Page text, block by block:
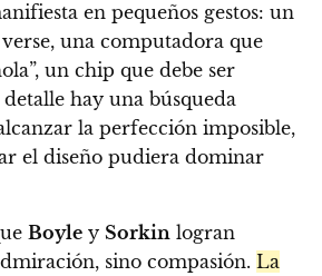
en pequeños gestos: un
una computadora que
un chip que debe ser
hay una búsqueda
la perfección imposible,
el diseño pudiera dominar
Boyle y Sorkin logran
sino compasión. La